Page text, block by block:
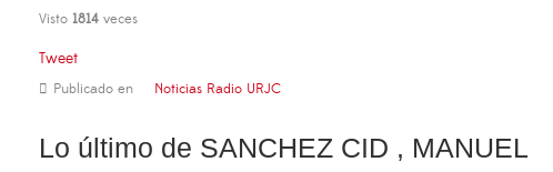
Visto 1814 veces
Tweet
Publicado en Noticias Radio URJC
Lo último de SANCHEZ CID , MANUEL